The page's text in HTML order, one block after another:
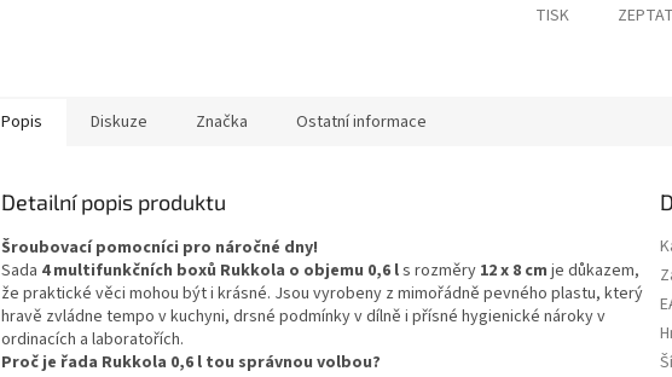
TISK
Popis Diskuze Značka Ostatní informace
Detailní popis produktu
Šroubovací pomocníci pro náročné dny!
Sada 4 multifunkčních boxů Rukkola o objemu 0,6 ls rozměry 12 x 8 cm je důkazem,
že praktické věci mohou být i krásné. Jsou vyrobeny z mimořádně pevného plastu, který
hravě zvládne tempo v kuchyni, drsné podmínky v dílně i přísné hygienické nároky v
ordinacích a laboratořích.
Proč je řada Rukkola 0,6 l tou správnou volbou?